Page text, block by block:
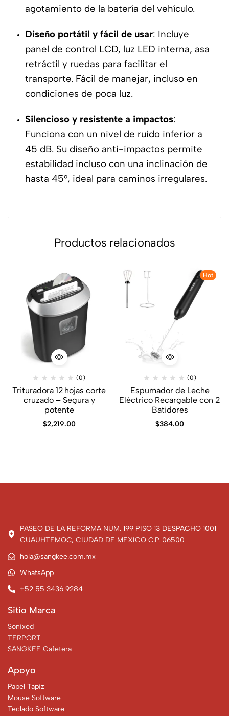
agotamiento de la batería del vehículo.
Diseño portátil y fácil de usar: Incluye
panel de control LCD, luz LED interna, asa
retráctil y ruedas para facilitar el
transporte. Fácil de manejar, incluso en
condiciones de poca luz.
Silencioso y resistente a impactos:
Funciona con un nivel de ruido inferior a
45 dB. Su diseño anti-impactos permite
estabilidad incluso con una inclinación de
hasta 45°, ideal para caminos irregulares.
Productos relacionados
(0)
Trituradora 12 hojas corte
cruzado – Segura y
potente
$2,219.00
Hot
(0)
Espumador de Leche
Eléctrico Recargable con 2
Batidores
$384.00
PASEO DE LA REFORMA NUM. 199 PISO 13 DESPACHO 1001
CUAUHTEMOC, CIUDAD DE MEXICO C.P. 06500
hola@sangkee.com.mx
WhatsApp
+52 55 3436 9284
Sitio Marca
Sonixed
TERPORT
SANGKEE Cafetera
Apoyo
Papel Tapiz
Mouse Software
Teclado Software